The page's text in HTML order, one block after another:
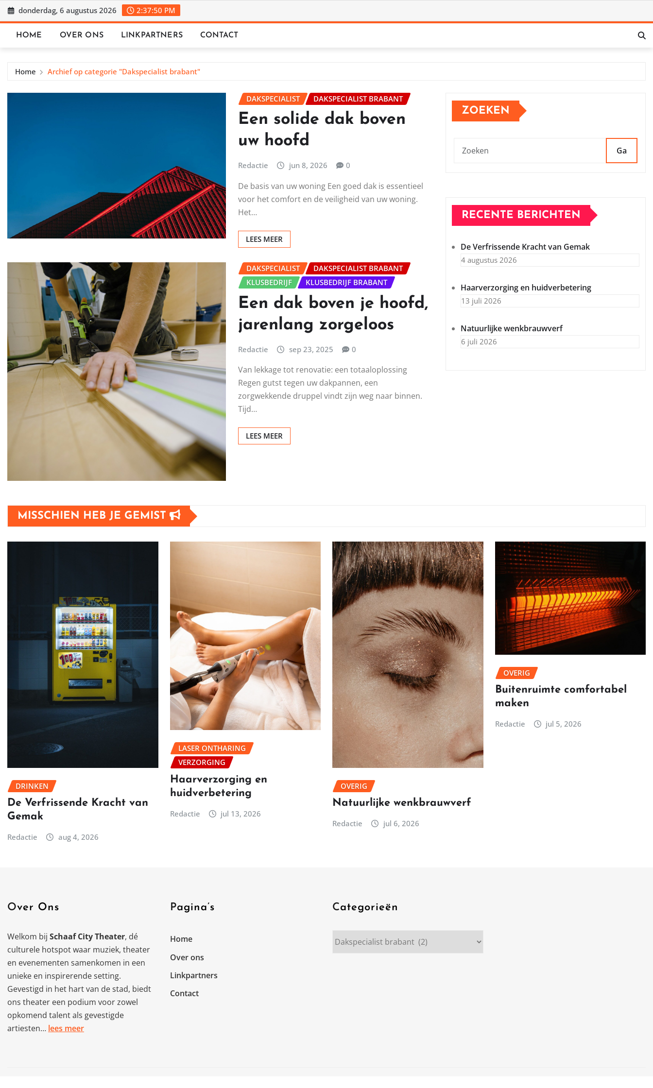
Ga
naar
donderdag, 6 augustus 2026 2:37:51 PM
HOME OVER ONS LINKPARTNERS CONTACT
Home Archief op categorie "Dakspecialist brabant"
DAKSPECIALIST DAKSPECIALIST BRABANT
Een solide dak boven
uw hoofd
Redactie jun 8, 2026 0
De basis van uw woning Een goed dak is essentieel
voor het comfort en de veiligheid van uw woning.
Het…
LEES MEER
DAKSPECIALIST
DAKSPECIALIST BRABANT
KLUSBEDRIJF
KLUSBEDRIJF BRABANT
Een dak boven je hoofd,
jarenlang zorgeloos
Redactie sep 23, 2025 0
Van lekkage tot renovatie: een totaaloplossing
Regen gutst tegen uw dakpannen, een
zorgwekkende druppel vindt zijn weg naar binnen.
Tijd…
LEES MEER
ZOEKEN
Ga
RECENTE BERICHTEN
De Verfrissende Kracht van Gemak
4 augustus 2026
Haarverzorging en huidverbetering
13 juli 2026
Natuurlijke wenkbrauwverf
6 juli 2026
MISSCHIEN HEB JE GEMIST
DRINKEN
De Verfrissende Kracht van
Gemak
Redactie aug 4, 2026
LASER ONTHARING
VERZORGING
Haarverzorging en
huidverbetering
Redactie jul 13, 2026
OVERIG
Natuurlijke wenkbrauwverf
Redactie jul 6, 2026
OVERIG
Buitenruimte comfortabel
maken
Redactie jul 5, 2026
Over Ons
Welkom bij Schaaf City Theater, dé
culturele hotspot waar muziek, theater
en evenementen samenkomen in een
unieke en inspirerende setting.
Gevestigd in het hart van de stad, biedt
ons theater een podium voor zowel
opkomend talent als gevestigde
artiesten… lees meer
Pagina’s
Home
Over ons
Linkpartners
Contact
Categorieën
Categorieën